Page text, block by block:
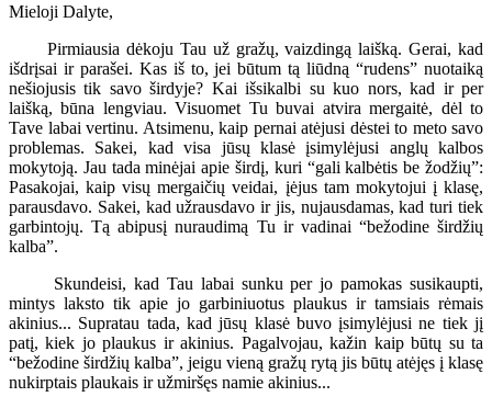
Mieloji Dalyte,
Pirmiausia dėkoju Tau už gražų, vaizdingą laišką. Gerai, kad
išdrįsai ir parašei. Kas iš to, jei būtum tą liūdną “rudens” nuotaiką
nešiojusis tik savo širdyje? Kai išsikalbi su kuo nors, kad ir per
laišką, būna lengviau. Visuomet Tu buvai atvira mergaitė, dėl to
Tave labai vertinu. Atsimenu, kaip pernai atėjusi dėstei to meto savo
problemas. Sakei, kad visa jūsų klasė įsimylėjusi anglų kalbos
mokytoją. Jau tada minėjai apie širdį, kuri “gali kalbėtis be žodžių”:
Pasakojai, kaip visų mergaičių veidai, įėjus tam mokytojui į klasę,
parausdavo. Sakei, kad užrausdavo ir jis, nujausdamas, kad turi tiek
garbintojų. Tą abipusį nuraudimą Tu ir vadinai “bežodine širdžių
kalba”.
Skundeisi, kad Tau labai sunku per jo pamokas susikaupti,
mintys laksto tik apie jo garbiniuotus plaukus ir tamsiais rėmais
akinius... Supratau tada, kad jūsų klasė buvo įsimylėjusi ne tiek jį
patį, kiek jo plaukus ir akinius. Pagalvojau, kažin kaip būtų su ta
“bežodine širdžių kalba”, jeigu vieną gražų rytą jis būtų atėjęs į klasę
nukirptais plaukais ir užmiršęs namie akinius...